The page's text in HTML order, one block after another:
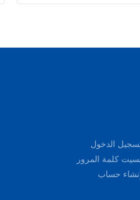
الدخول
كلمة المرور
حساب